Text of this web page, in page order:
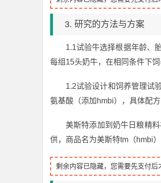
3. 研究的方法与方案
1.1试验牛选择根据年龄、
每组15头奶牛，在相同条件下饲
1.2试验设计和饲养管理试
氨基酸（添加hmbi），具体配方
美斯特添加到奶牛日粮精
供，商品名为美斯特tm（hmbi）
剩余内容已隐藏，您需要先支付后